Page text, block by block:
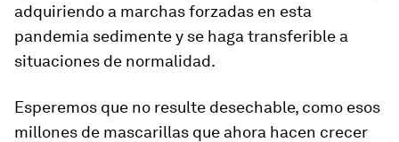
adquiriendo a marchas forzadas en esta
pandemia sedimente y se haga transferible a
situaciones de normalidad.
Esperemos que no resulte desechable, como esos
millones de mascarillas que ahora hacen crecer